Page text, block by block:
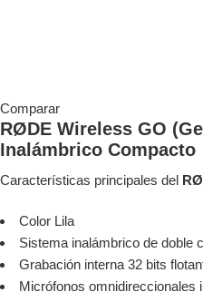
Comparar
RØDE Wireless GO
Inalámbrico Compacto
Características principales del
Color Lila
Sistema inalámbrico de doble
Grabación interna 32 bits
Micrófonos omnidireccionales